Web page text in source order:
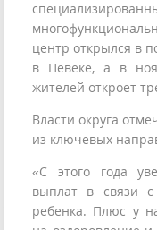
центр открылся в
в Певеке, а в
жителей откроет
Власти округа
из ключевых
«С этого года
выплат в связи
ребенка. Плюс у